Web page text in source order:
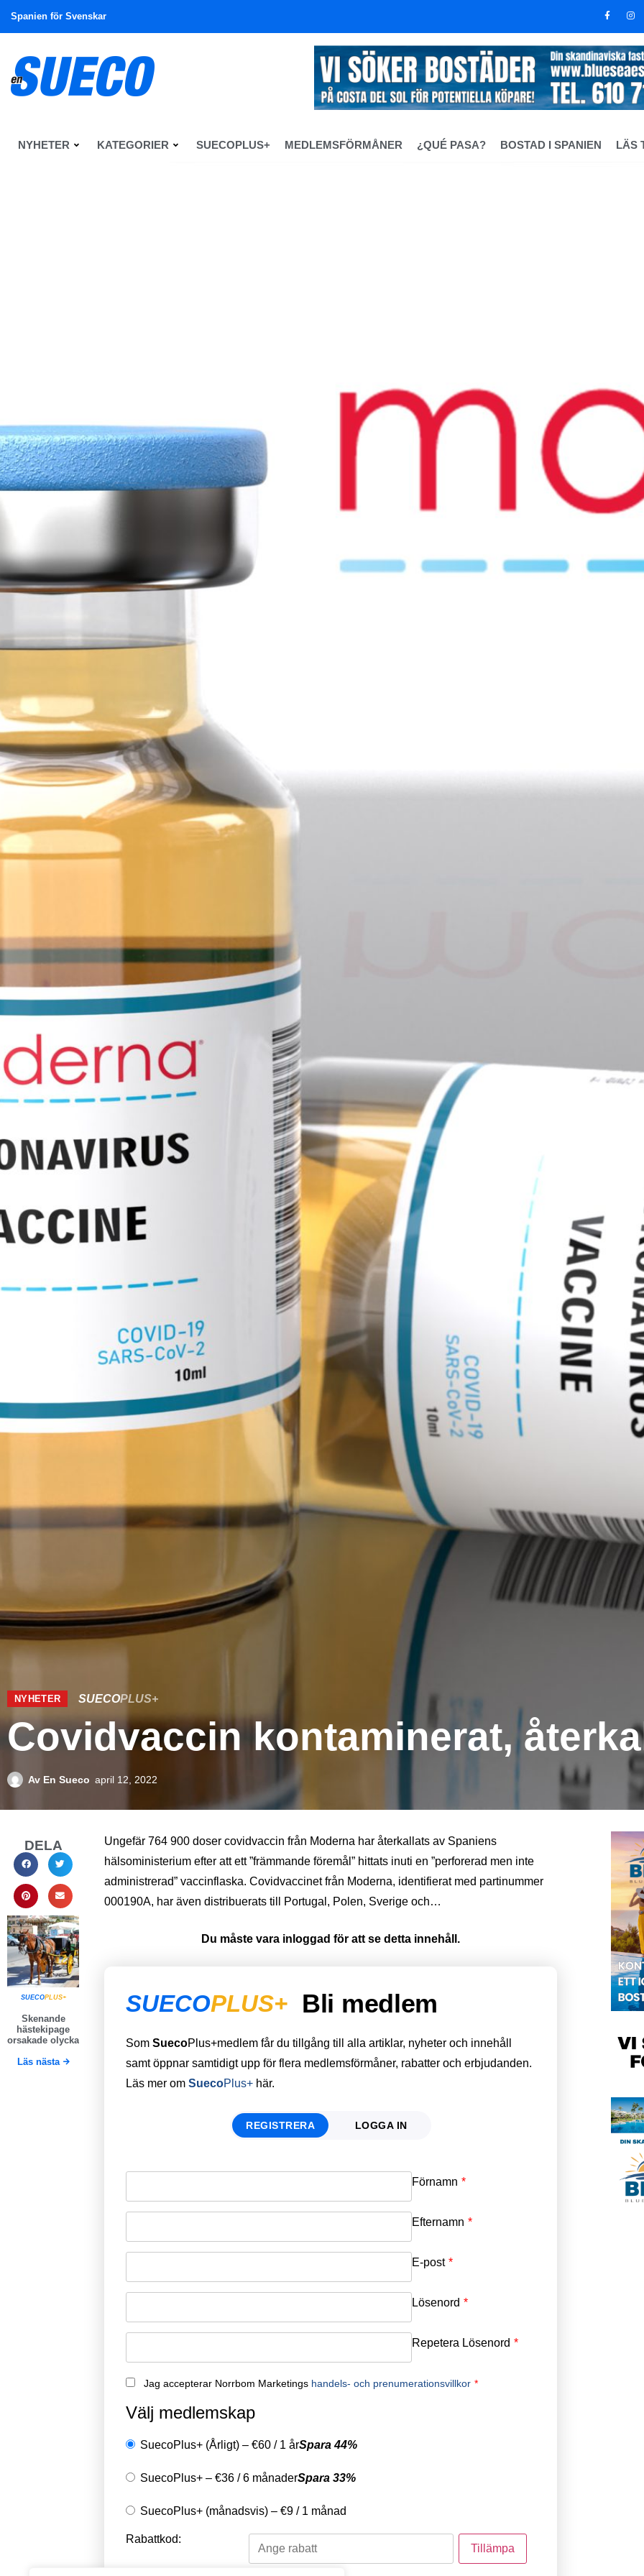
Spanien för Svenskar
NYHETER KATEGORIER SUECOPLUS+ MEDLEMSFÖRMÅNER ¿QUÉ PASA? BOSTAD I SPANIEN LÄS
NYHETER SUECOPLUS+
Covidvaccin kontaminerat,
Av En Sueco april 12, 2022
DELA
SUECOPLUS+
Skenande
hästekipage
orsakade olycka
Läs nästa
Ungefär 764 900 doser covidvaccin från Moderna har återkallats av Spaniens
hälsoministerium efter att ett ”främmande föremål” hittats inuti en ”perforerad men inte
administrerad” vaccinflaska. Covidvaccinet från Moderna, identifierat med partinummer
000190A, har även distribuerats till Portugal, Polen, Sverige och…
Du måste vara inloggad för att se detta innehåll.
SUECOPLUS+ Bli medlem
Som SuecoPlus+medlem får du tillgång till alla artiklar, nyheter och innehåll
samt öppnar samtidigt upp för flera medlemsförmåner, rabatter och erbjudanden.
Läs mer om SuecoPlus+ här.
REGISTRERA LOGGA IN
Förnamn *
Efternamn *
E-post *
Lösenord *
Repetera Lösenord *
Jag accepterar Norrbom Marketings handels- och prenumerationsvillkor *
Välj medlemskap
SuecoPlus+ (Årligt) – €60 / 1 årSpara 44%
SuecoPlus+ – €36 /6 månaderSpara 33%
SuecoPlus+ (månadsvis) – €9 / 1 månad
Rabattkod:
Email
Password